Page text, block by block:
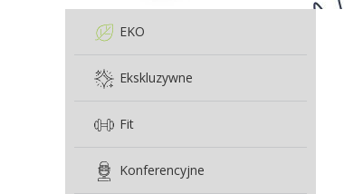
EKO
Ekskluzywne
Fit
Konferencyjne